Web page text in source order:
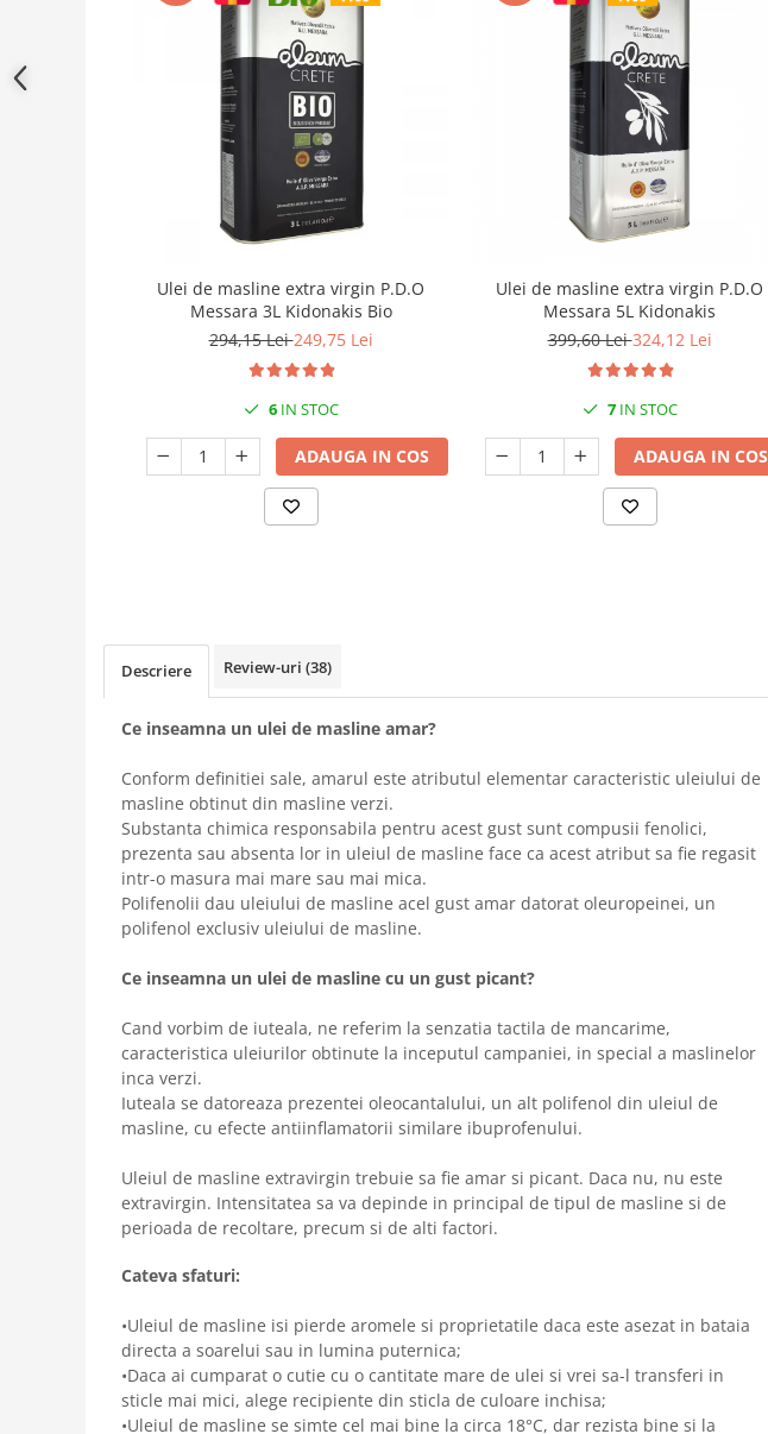
Ulei de masline extra virgin P.D.O
Messara 3L Kidonakis Bio
294,15 Lei249,75 Lei
6IN STOC
ADAUGA IN COS
Ulei de masline extra virgin P.D.O
Messara 5L Kidonakis
399,60 Lei324,12 Lei
7IN STOC
ADAUGA IN COS
Descriere Review-uri (38)
Ce inseamna un ulei de masline amar?
Conform definitiei sale, amarul este atributul elementar caracteristic uleiului de
masline obtinut din masline verzi.
Substanta chimica responsabila pentru acest gust sunt compusii fenolici,
prezenta sau absenta lor in uleiul de masline face ca acest atribut sa fie regasit
intr-o masura mai mare sau mai mica.
Polifenolii dau uleiului de masline acel gust amar datorat oleuropeinei, un
polifenol exclusiv uleiului de masline.
Ce inseamna un ulei de masline cu un gust picant?
Cand vorbim de iuteala, ne referim la senzatia tactila de mancarime,
caracteristica uleiurilor obtinute la inceputul campaniei, in special a maslinelor
inca verzi.
Iuteala se datoreaza prezentei oleocantalului, un alt polifenol din uleiul de
masline, cu efecte antiinflamatorii similare ibuprofenului.
Uleiul de masline extravirgin trebuie sa fie amar si picant. Daca nu, nu este
extravirgin. Intensitatea sa va depinde in principal de tipul de masline si de
perioada de recoltare, precum si de alti factori.
Cateva sfaturi:
•Uleiul de masline isi pierde aromele si proprietatile daca este asezat in bataia
directa a soarelui sau in lumina puternica;
•Daca ai cumparat o cutie cu o cantitate mare de ulei si vrei sa-l transferi in
sticle mai mici, alege recipiente din sticla de culoare inchisa;
•Uleiul de masline se simte cel mai bine la circa 18°C, dar rezista bine si la